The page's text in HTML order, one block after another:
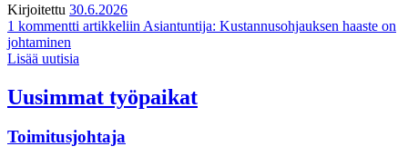
Kirjoitettu 30.6.2026
1 kommentti artikkeliin Asiantuntija: Kustannusohjauksen haaste on
johtaminen
Lisää uutisia
Uusimmat työpaikat
Toimitusjohtaja